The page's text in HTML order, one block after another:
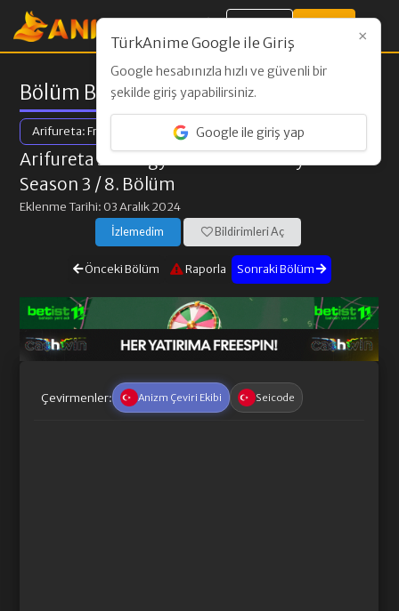
Bölüm Bilgileri
Arifureta: From Commonplace to World's Strongest Season 3
Arifureta Shokugyou de Sekai Saikyou
Season 3 / 8. Bölüm
Eklenme Tarihi: 03 Aralık 2024
İzlemedim Bildirimleri Aç
Önceki Bölüm Raporla Sonraki Bölüm
Çevirmenler: Anizm Çeviri Ekibi Seicode
×
TürkAnime Google ile Giriş
Google hesabınızla hızlı ve güvenli bir
şekilde giriş yapabilirsiniz.
Google ile giriş yap